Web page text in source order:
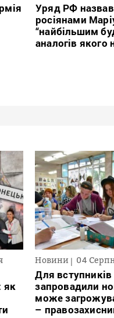
Уряд РФ
росіянами
“найбільшим
аналогів якого
як
Новини 04
Для вступників
запровадили
може
–